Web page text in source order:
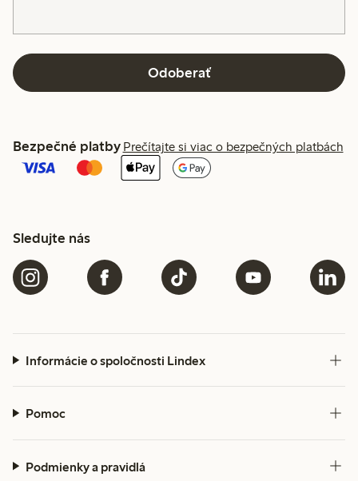
Odoberať
Bezpečné platby Prečítajte si viac o bezpečných platbách
Sledujte nás
Informácie o spoločnosti Lindex
Pomoc
Podmienky a pravidlá